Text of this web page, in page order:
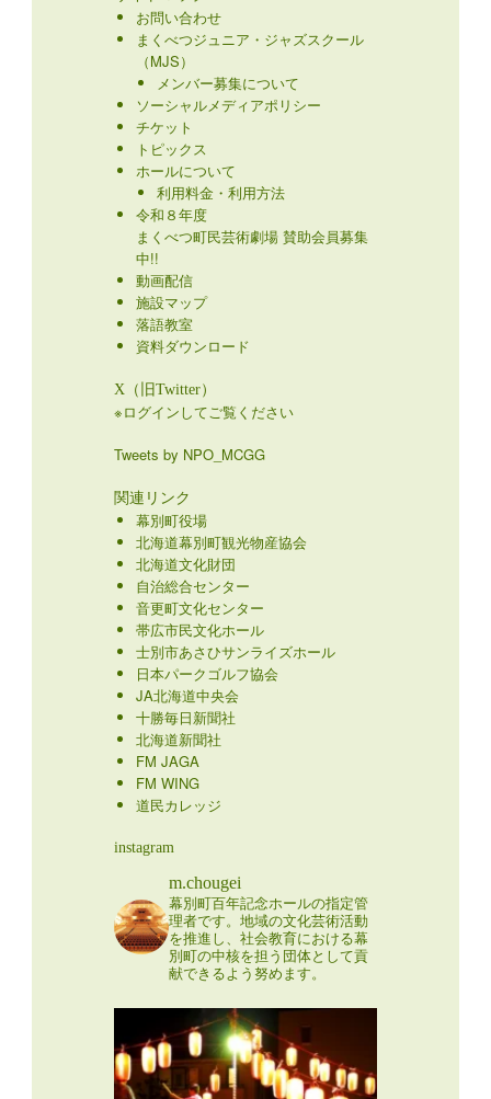
お問い合わせ
まくべつジュニア・ジャズスクール
（MJS）
メンバー募集について
ソーシャルメディアポリシー
チケット
トピックス
ホールについて
利用料金・利用方法
令和８年度
まくべつ町民芸術劇場 賛助会員募集
中!!
動画配信
施設マップ
落語教室
資料ダウンロード
X（旧Twitter）
※ログインしてご覧ください
Tweets by NPO_MCGG
関連リンク
幕別町役場
北海道幕別町観光物産協会
北海道文化財団
自治総合センター
音更町文化センター
帯広市民文化ホール
士別市あさひサンライズホール
日本パークゴルフ協会
JA北海道中央会
十勝毎日新聞社
北海道新聞社
FM JAGA
FM WING
道民カレッジ
instagram
m.chougei
幕別町百年記念ホールの指定管
理者です。地域の文化芸術活動
を推進し、社会教育における幕
別町の中核を担う団体として貢
献できるよう努めます。